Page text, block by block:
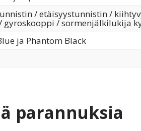
/ etäisyystunnistin /
gyroskooppi / sormenjälkilukija
ja Phantom Black
parannuksia